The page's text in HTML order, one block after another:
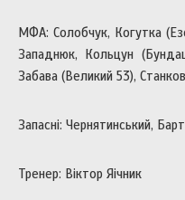
МФА: Солобчук, Когутка
Западнюк, Кольцун
Забава (Великий 53),
Запасні: Чернятинський,
Тренер: Віктор Яічник